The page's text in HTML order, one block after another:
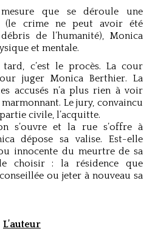
que se déroule une
(le crime ne peut avoir été
de l’humanité), Monica
et mentale.
c’est le procès. La cour
juger Monica Berthier. La
accusés n’a plus rien à voir
Le jury, convaincu
civile, l’acquitte.
s’ouvre et la rue s’offre à
dépose sa valise. Est-elle
innocente du meurtre de sa
choisir : la résidence que
ou jeter à nouveau sa
L’auteur